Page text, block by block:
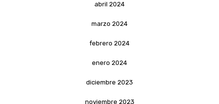
abril 2024
marzo 2024
febrero 2024
enero 2024
diciembre 2023
noviembre 2023